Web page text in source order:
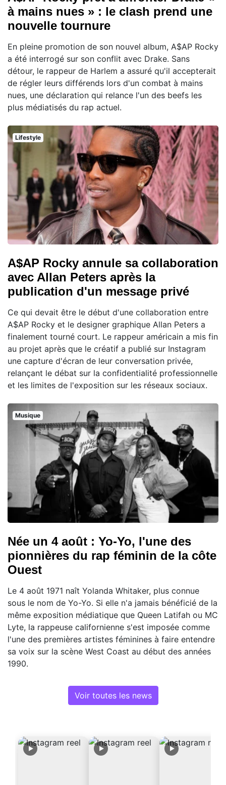
à mains nues » : le clash prend une
nouvelle tournure
En pleine promotion de son nouvel album, A$AP Rocky
a été interrogé sur son conflit avec Drake. Sans
détour, le rappeur de Harlem a assuré qu'il accepterait
de régler leurs différends lors d'un combat à mains
nues, une déclaration qui relance l'un des beefs les
plus médiatisés du rap actuel.
Lifestyle
A$AP Rocky annule sa collaboration
avec Allan Peters après la
publication d'un message privé
Ce qui devait être le début d'une collaboration entre
A$AP Rocky et le designer graphique Allan Peters a
finalement tourné court. Le rappeur américain a mis fin
au projet après que le créatif a publié sur Instagram
une capture d'écran de leur conversation privée,
relançant le débat sur la confidentialité professionnelle
et les limites de l'exposition sur les réseaux sociaux.
Musique
Née un 4 août : Yo-Yo, l'une des
pionnières du rap féminin de la côte
Ouest
Le 4 août 1971 naît Yolanda Whitaker, plus connue
sous le nom de Yo-Yo. Si elle n'a jamais bénéficié de la
même exposition médiatique que Queen Latifah ou MC
Lyte, la rappeuse californienne s'est imposée comme
l'une des premières artistes féminines à faire entendre
sa voix sur la scène West Coast au début des années
1990.
Voir toutes les news